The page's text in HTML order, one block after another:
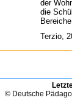
der
die
Terzio,
© Deutsche